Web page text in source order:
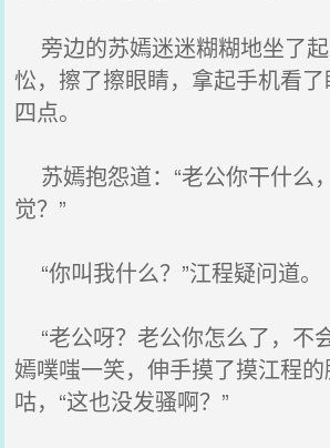
旁边的苏嫣迷迷糊糊地坐了
忪，擦了擦眼睛，拿起手机看
四点。
苏嫣抱怨道：“老公你干什么
觉？”
“你叫我什么？”江程疑问道。
“老公呀？老公你怎么了，不
嫣噗嗤一笑，伸手摸了摸江程
咕，“这也没发骚啊？”